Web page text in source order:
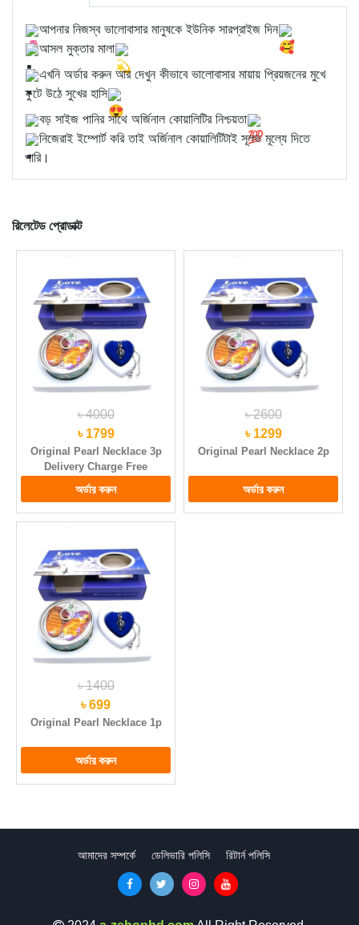
আপনার নিজস্ব ভালোবাসার মানুষকে ইউনিক সারপ্রাইজ দিন
আসল মুক্তার মালা
এখনি অর্ডার করুন আর দেখুন কীভাবে ভালোবাসার মায়ায় প্রিয়জনের মুখে
ফুটে উঠে সুখের হাসি
বড় সাইজ পানির সাথে অর্জিনাল কোয়ালিটির নিশ্চয়তা
নিজেরাই ইম্পোর্ট করি তাই অর্জিনাল কোয়ালিটিটাই সূলভ মূল্যে দিতে
পারি।
রিলেটেড প্রোডাক্ট
৳ 4000
৳ 1799
Original Pearl Necklace 3p
Delivery Charge Free
৳ 2600
৳ 1299
Original Pearl Necklace 2p
৳ 1400
৳ 699
Original Pearl Necklace 1p
আমাদের সম্পর্কে ডেলিভারি পলিসি রিটার্ন পলিসি